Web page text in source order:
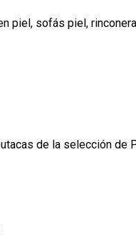
piel, sofás piel,
de la selección de